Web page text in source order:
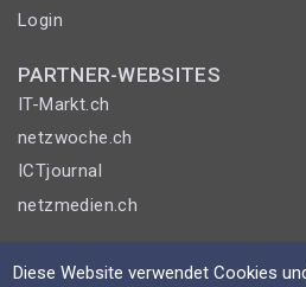
Login
PARTNER-WEBSITES
IT-Markt.ch
netzwoche.ch
ICTjournal
netzmedien.ch
Diese Website verwendet Cookies